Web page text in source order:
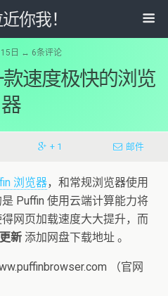
你我！
日 ↔ 6条评论
速度极快的浏览
器
+ 1 邮件
浏览器，和常规浏览器使用
Puffin 使用云端计算能力将
网页加载速度大大提升，而
新 添加网盘下载地址 。
（官网